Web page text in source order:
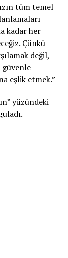
tüm temel
kadar her
Çünkü
değil,
güvenle
eşlik etmek.”
yüzündeki